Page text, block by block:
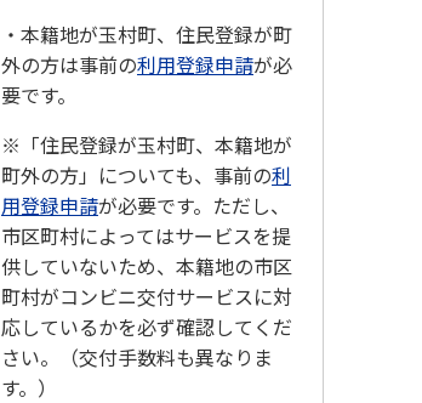
・本籍地が玉村町、住民登録が町
外の方は事前の利用登録申請が必
要です。
※「住民登録が玉村町、本籍地が
町外の方」についても、事前の利
用登録申請が必要です。ただし、
市区町村によってはサービスを提
供していないため、本籍地の市区
町村がコンビニ交付サービスに対
応しているかを必ず確認してくだ
さい。（交付手数料も異なりま
す。）